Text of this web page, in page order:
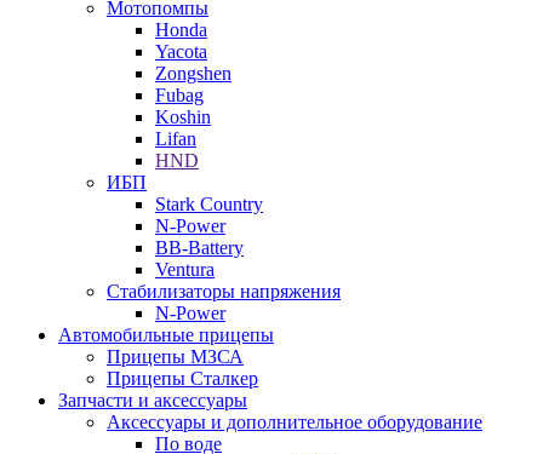
Мотопомпы
Honda
Yacota
Zongshen
Fubag
Koshin
Lifan
HND
ИБП
Stark Country
N-Power
BB-Battery
Ventura
Стабилизаторы напряжения
N-Power
Автомобильные прицепы
Прицепы МЗСА
Прицепы Сталкер
Запчасти и аксессуары
Аксессуары и дополнительное оборудование
По воде